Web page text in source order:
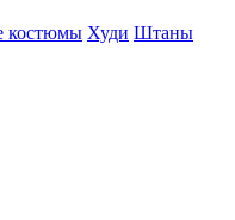
костюмы Худи Штаны